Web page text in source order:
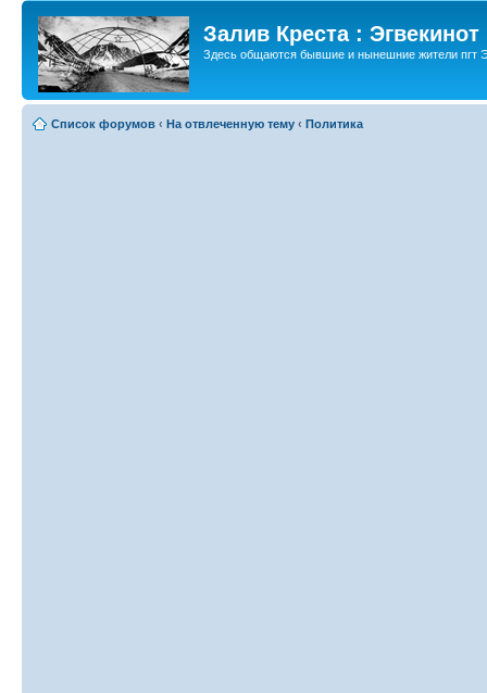
Залив Креста : Эгвекинот
Здесь общаются бывшие и нынешние жители пгт
Список форумов ‹ На отвлеченную тему ‹ Политика